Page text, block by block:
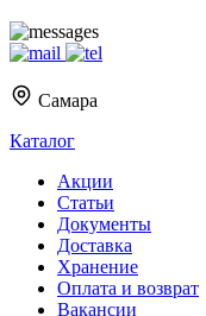
Самара
Каталог
Акции
Статьи
Документы
Доставка
Хранение
Оплата и возврат
Вакансии